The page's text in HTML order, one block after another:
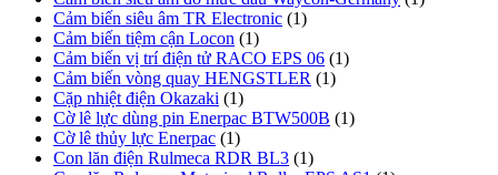
Cảm biến siêu âm TR Electronic (1)
Cảm biến tiệm cận Locon (1)
Cảm biến vị trí điện tử RACO EPS 06 (1)
Cảm biến vòng quay HENGSTLER (1)
Cặp nhiệt điện Okazaki (1)
Cờ lê lực dùng pin Enerpac BTW500B (1)
Cờ lê thủy lực Enerpac (1)
Con lăn điện Rulmeca RDR BL3 (1)